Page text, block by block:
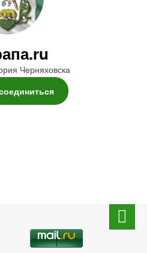
Черняховска